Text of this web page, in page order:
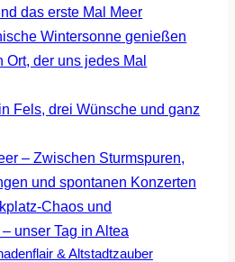
das erste Mal Meer
Wintersonne genießen
Ort, der uns jedes Mal
Fels, drei Wünsche und ganz
– Zwischen Sturmspuren,
und spontanen Konzerten
Chaos und
unser Tag in Altea
& Altstadtzauber